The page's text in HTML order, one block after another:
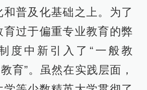
和普及化基础之上。为了
育过于偏重专业教育的弊
度中新引入了“一般教
育”。虽然在实践层面，